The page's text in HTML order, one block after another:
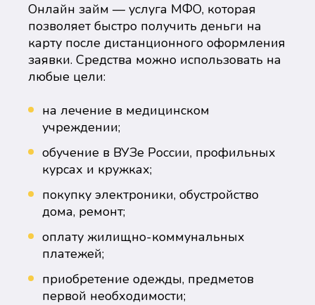
Онлайн займ — услуга МФО, которая
позволяет быстро получить деньги на
карту после дистанционного оформления
заявки. Средства можно использовать на
любые цели:
на лечение в медицинском
учреждении;
обучение в ВУЗе России, профильных
курсах и кружках;
покупку электроники, обустройство
дома, ремонт;
оплату жилищно-коммунальных
платежей;
приобретение одежды, предметов
первой необходимости;